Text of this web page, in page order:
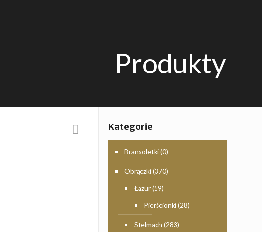
Produkty
Kategorie
Bransoletki(0)
Obrączki(370)
Łazur(59)
Pierścionki(28)
Stelmach (283)